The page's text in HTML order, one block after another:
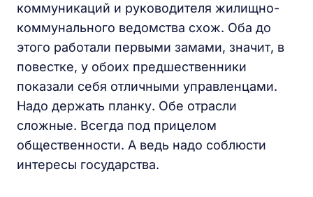
коммуникаций и руководителя жилищно-
коммунального ведомства схож. Оба до
этого работали первыми замами, значит, в
повестке, у обоих предшественники
показали себя отличными управленцами.
Надо держать планку. Обе отрасли
сложные. Всегда под прицелом
общественности. А ведь надо соблюсти
интересы государства.